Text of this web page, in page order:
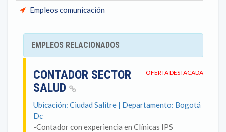
Empleos comunicación
EMPLEOS RELACIONADOS
OFERTA DESTACADA
CONTADOR SECTOR
SALUD
Ubicación: Ciudad Salitre | Departamento: Bogotá
Dc
-Contador con experiencia en Clínicas IPS